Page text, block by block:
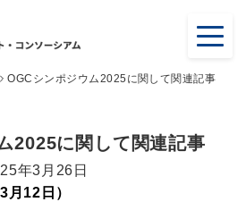
OGCシンポジウム2025に関して関連記事
2025に関して関連記事
年3月26日
12日）